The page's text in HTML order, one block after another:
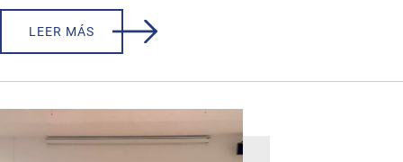
LEER MÁS